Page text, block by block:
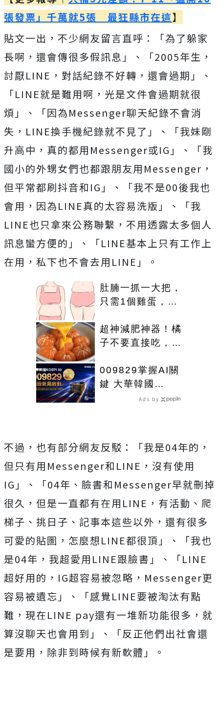
張發票」千萬就5張 最狂縣市在這】
貼文一出，不少網友留言直呼：「為了躲家
長啊，還會傳很多假訊息」、「2005年生，
討厭LINE，對話紀錄不好轉，還會過期」、
「LINE就是難用啊，光是文件會過期就很
煩」、「因為Messenger聊天紀錄不會消
失，LINE換手機紀錄就不見了」、「我妹剛
升高中，真的都用Messenger或IG」、「我
國小的外甥女們也都跟朋友用Messenger，
但平常都刷抖音和IG」、「我不是00後我也
會用，因為LINE真的太容易洗版」、「我
LINE也只拿來公務聯繫，不用透露太多個人
訊息蠻方便的」、「LINE基本上只有工作上
在用，私下也不會去用LINE」。
肚腩一抓一大把，
只需1個雞蛋，用
超神減肥神器！橘
子不要直接吃，加
下降
009829掌握AI關
鍵 大華韓國
KOSPI 50今強勢
Ads by
不過，也有部分網友反駁：「我是04年的，
但只有用Messenger和LINE，沒有使用
IG」、「04年、臉書和Messenger早就刪掉
很久，但是一直都有在用LINE，有活動、爬
梯子、挑日子、記事本這些以外，還有很多
可愛的貼圖，怎麼想LINE都很頂」、「我也
是04年，我超愛用LINE跟臉書」、「LINE
超好用的，IG超容易被忽略，Messenger更
容易被遺忘」、「感覺LINE要被淘汰有點
難，現在LINE pay還有一堆新功能很多，就
算沒聊天也會用到」、「反正他們出社會還
是要用，除非到時候有新軟體」。